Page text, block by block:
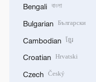
Bengali বাংলা
Bulgarian Български
Cambodian ខ្មែរ
Croatian Hrvatski
Czech Český